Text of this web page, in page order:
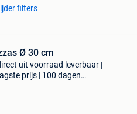
filters
Ø 30 cm
uit voorraad leverbaar |
prijs | 100 dagen